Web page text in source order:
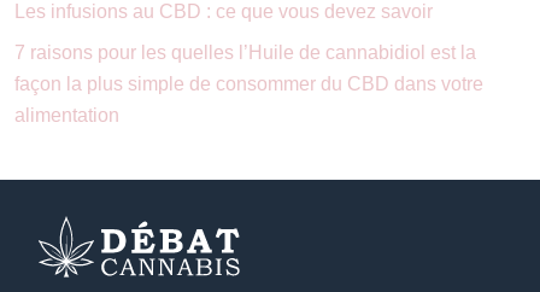
Les infusions au CBD : ce que vous devez savoir
7 raisons pour les quelles l’Huile de cannabidiol est la
façon la plus simple de consommer du CBD dans votre
alimentation